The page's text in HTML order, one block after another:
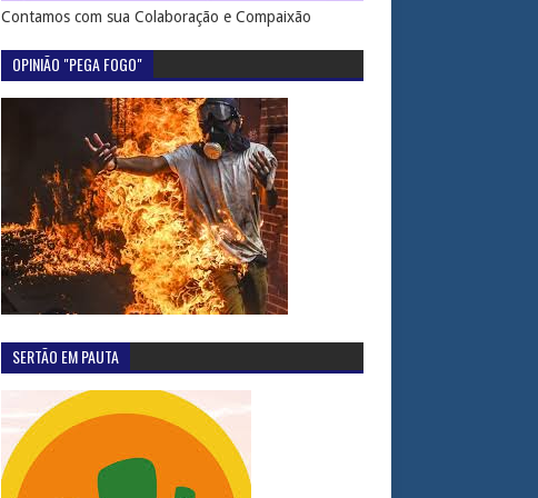
Contamos com sua Colaboração e Compaixão
OPINIÃO "PEGA FOGO"
SERTÃO EM PAUTA